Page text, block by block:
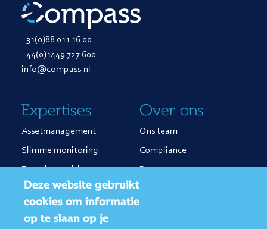
Deze website gebruikt
cookies om informatie
op te slaan op je
+31(0)88 011 16 00
+44(0)1449 727 600
info@compass.nl
Expertises
Assetmanagement
Slimme monitoring
Energietransitie
Smart Mobility
Over ons
Ons team
Compliance
Patenten